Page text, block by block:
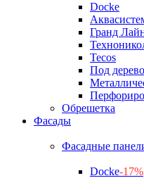
Docke
Гранд
Tecos
Под дерево
Обрешетка
Фасады
Фасадные
Docke-17%